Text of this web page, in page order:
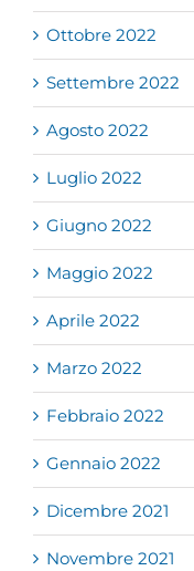
Ottobre 2022
Settembre 2022
Agosto 2022
Luglio 2022
Giugno 2022
Maggio 2022
Aprile 2022
Marzo 2022
Febbraio 2022
Gennaio 2022
Dicembre 2021
Novembre 2021